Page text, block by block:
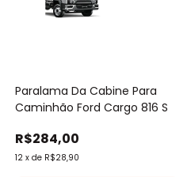
Paralama Da Cabine Para
Caminhão Ford Cargo 816 S
R$284,00
12 xde R$28,90